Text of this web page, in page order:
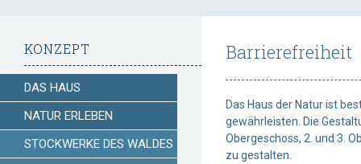
Barrierefreiheit
Das Haus der Natur ist
gewährleisten. Die
Obergeschoss, 2. und 3.
zu gestalten.
KONZEPT
DAS HAUS
NATUR ERLEBEN
STOCKWERKE DES WALDES